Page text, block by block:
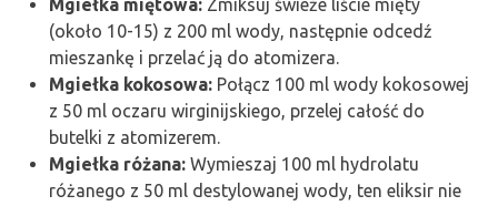
Mgiełka miętowa: Zmiksuj świeże liście mięty
(około 10-15) z 200 ml wody, następnie odcedź
mieszankę i przelać ją do atomizera.
Mgiełka kokosowa: Połącz 100 ml wody kokosowej
z 50 ml oczaru wirginijskiego, przelej całość do
butelki z atomizerem.
Mgiełka różana: Wymieszaj 100 ml hydrolatu
różanego z 50 ml destylowanej wody, ten eliksir nie